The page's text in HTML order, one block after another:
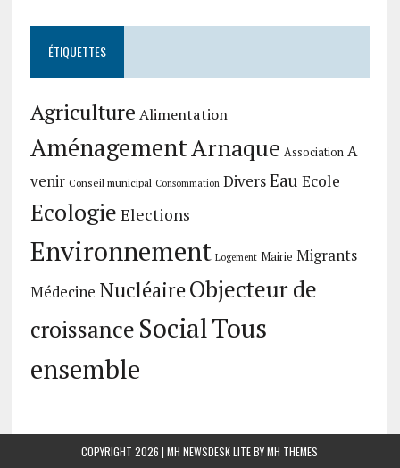
ÉTIQUETTES
Agriculture Alimentation
AménagementArnaque Association A
venir Conseil municipal Consommation DiversEau Ecole
Ecologie Elections
Environnement Logement Mairie Migrants
Médecine NucléaireObjecteur de
croissance SocialTous
ensemble
COPYRIGHT 2026 | MH NEWSDESK LITE BYMH THEMES